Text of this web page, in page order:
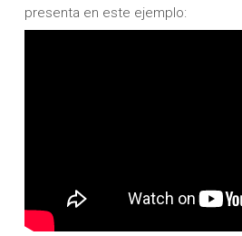
presenta en este ejemplo: